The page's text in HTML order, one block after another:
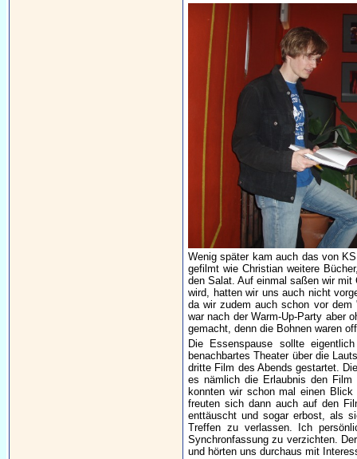
Wenig später kam auch das von
gefilmt wie Christian weitere
den Salat. Auf einmal saßen wir
wird, hatten wir uns auch nicht
da wir zudem auch schon vor dem
war nach der Warm-Up-Party aber
gemacht, denn die Bohnen waren
Die Essenspause sollte
benachbartes Theater über die
dritte Film des Abends gestartet.
es nämlich die Erlaubnis den
konnten wir schon mal einen
freuten sich dann auch auf den
enttäuscht und sogar erbost, als
Treffen zu verlassen. Ich
Synchronfassung zu verzichten.
und hörten uns durchaus mit